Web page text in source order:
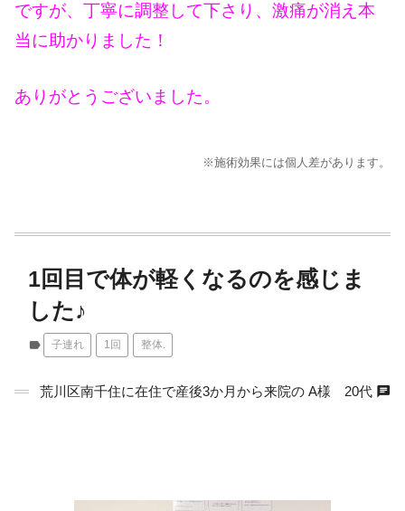
ですが、丁寧に調整して下さり、激痛が消え本
当に助かりました！
ありがとうございました。
※施術効果には個人差があります。
1回目で体が軽くなるのを感じま
した♪
label 子連れ 1回 整体.
荒川区南千住に在住で産後3か月から来院の A様 20代 chat